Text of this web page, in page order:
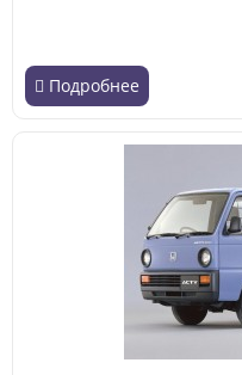
Подробнее